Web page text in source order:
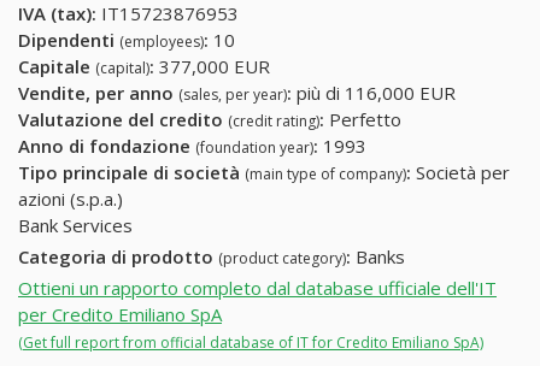
IVA (tax): IT15723876953
Dipendenti (employees): 10
Capitale (capital): 377,000 EUR
Vendite, per anno (sales, per year): più di 116,000 EUR
Valutazione del credito (credit rating): Perfetto
Anno di fondazione (foundation year): 1993
Tipo principale di società (main type of company): Società per
azioni (s.p.a.)
Bank Services
Categoria di prodotto (product category): Banks
Ottieni un rapporto completo dal database ufficiale dell'IT
per Credito Emiliano SpA
(Get full report from official database of IT for Credito Emiliano SpA)